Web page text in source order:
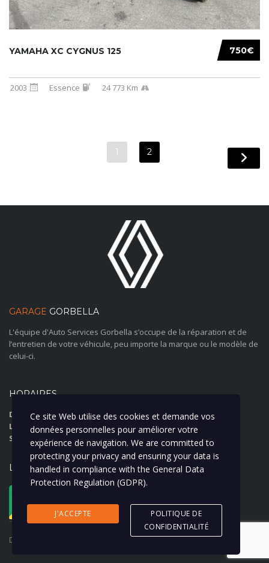
750€
YAMAHA XC CYGNUS 125
2003 Essence 24 773 Km
1 2
GARAGE GORBELLA
L'équipe d'Auto Services Gorbella s’occupe de la réparation et de
l’entretien de votre véhicule, peu importe la marque ou le modèle de
celui-ci.
HORAIRES
Du Lundi au Jeudi:07:30 12:00-13:30 18:15
Le Vendredi:07:30 12:00-13:30 17:15
Samedi et Dimanche:
Fermé
LOCATION
5 Bd Gorbella, 06100 Nice, France
Show on map
Droits d'auteur © 2024 Tous droits réservés
Ce site Web utilise des cookies et demande vos
données personnelles pour améliorer votre
expérience de navigation. We are committed to
protecting your privacy and ensuring your data is
handled in compliance with the General Data
Protection Regulation (GDPR).
J'ACCEPTE
POLITIQUE DE
CONFIDENTIALITÉ